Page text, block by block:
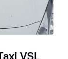
VSL